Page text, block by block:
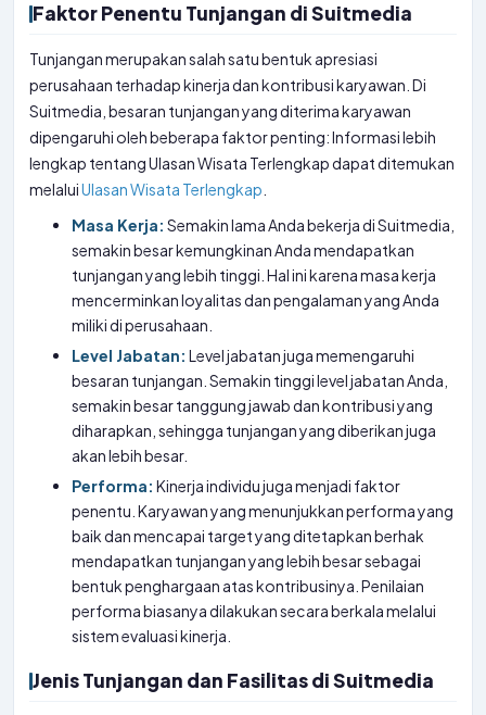
Faktor Penentu Tunjangan di Suitmedia
Tunjangan merupakan salah satu bentuk apresiasi
perusahaan terhadap kinerja dan kontribusi karyawan. Di
Suitmedia, besaran tunjangan yang diterima karyawan
dipengaruhi oleh beberapa faktor penting: Informasi lebih
lengkap tentang Ulasan Wisata Terlengkap dapat ditemukan
melaluiUlasan Wisata Terlengkap
Masa Kerja: Semakin lama Anda bekerja di Suitmedia,
semakin besar kemungkinan Anda mendapatkan
tunjangan yang lebih tinggi. Hal ini karena masa kerja
mencerminkan loyalitas dan pengalaman yang Anda
miliki di perusahaan.
Level Jabatan: Level jabatan juga memengaruhi
besaran tunjangan. Semakin tinggi level jabatan Anda,
semakin besar tanggung jawab dan kontribusi yang
diharapkan, sehingga tunjangan yang diberikan juga
akan lebih besar.
Performa: Kinerja individu juga menjadi faktor
penentu. Karyawan yang menunjukkan performa yang
baik dan mencapai target yang ditetapkan berhak
mendapatkan tunjangan yang lebih besar sebagai
bentuk penghargaan atas kontribusinya. Penilaian
performa biasanya dilakukan secara berkala melalui
sistem evaluasi kinerja.
Jenis Tunjangan dan Fasilitas di Suitmedia